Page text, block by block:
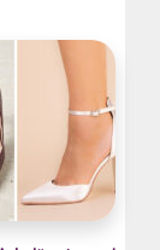
راحتی نیستند.
کافه‌ای و حتی
جدیدترین استایل